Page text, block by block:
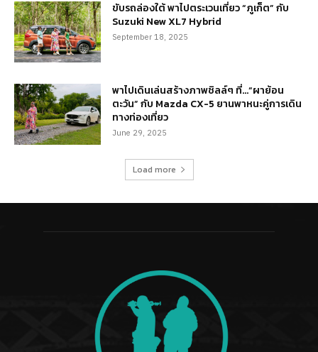
ขับรถล่องใต้ พาไปตระเวนเที่ยว “ภูเก็ต” กับ
Suzuki New XL7 Hybrid
September 18, 2025
พาไปเดินเล่นสร้างภาพชิลล์ๆ ที่…“ผาย้อน
ตะวัน” กับ Mazda CX-5 ยานพาหนะคู่การเดิน
ทางท่องเที่ยว
June 29, 2025
Load more